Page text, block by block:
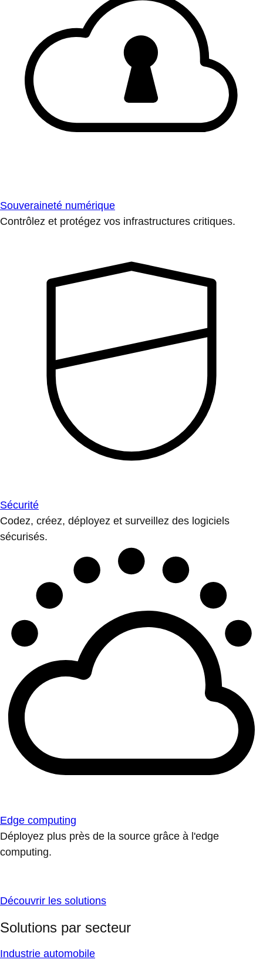
Souveraineté numérique
Contrôlez et protégez vos infrastructures critiques.
Sécurité
Codez, créez, déployez et surveillez des logiciels
sécurisés.
Edge computing
Déployez plus près de la source grâce à l'edge
computing.
Découvrir les solutions
Solutions par secteur
Industrie automobile